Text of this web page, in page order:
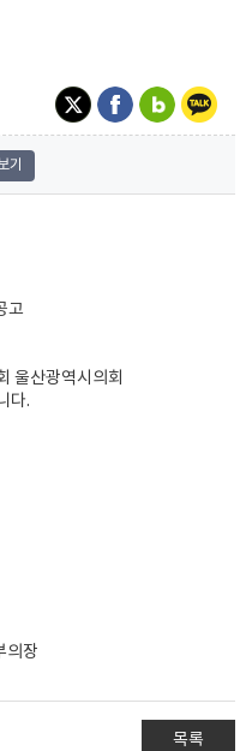
기
고
울산광역시의회
다.
의장
목록